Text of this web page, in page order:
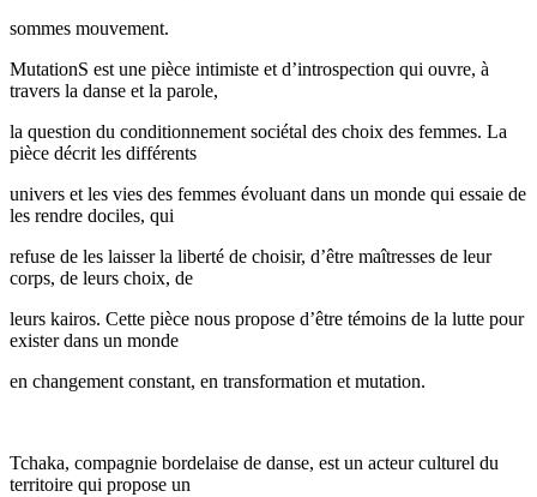
sommes mouvement.
MutationS est une pièce intimiste et d’introspection qui ouvre, à
travers la danse et la parole,
la question du conditionnement sociétal des choix des femmes. La
pièce décrit les différents
univers et les vies des femmes évoluant dans un monde qui essaie de
les rendre dociles, qui
refuse de les laisser la liberté de choisir, d’être maîtresses de leur
corps, de leurs choix, de
leurs kairos. Cette pièce nous propose d’être témoins de la lutte pour
exister dans un monde
en changement constant, en transformation et mutation.
Tchaka, compagnie bordelaise de danse, est un acteur culturel du
territoire qui propose un